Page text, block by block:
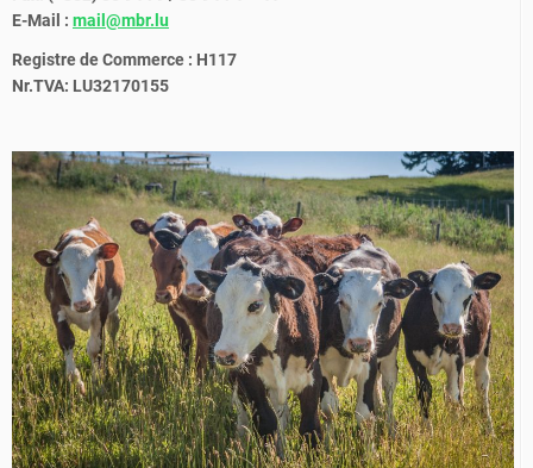
E-Mail : mail@mbr.lu
Registre de Commerce : H117
Nr.TVA: LU32170155